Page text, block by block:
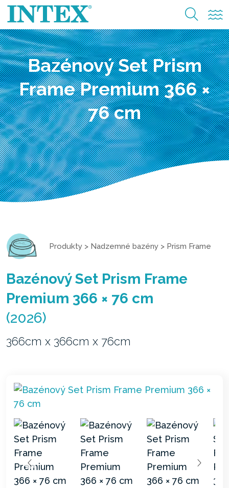
Bazénový Set Prism
Frame Premium 366 ×
76 cm
Produkty > Nadzemné bazény > Prism Frame
Bazénový Set Prism Frame
Premium 366 × 76 cm
(2026)
366cm x 366cm x 76cm